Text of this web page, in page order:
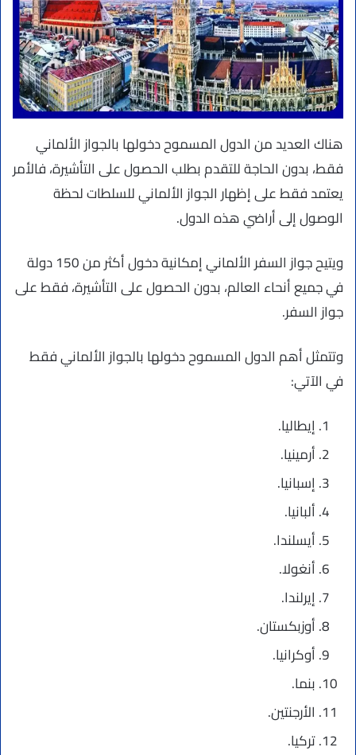
هناك العديد من الدول المسموح دخولها بالجواز الألماني
فقط، بدون الحاجة للتقدم بطلب الحصول على التأشيرة، فالأمر
يعتمد فقط على إظهار الجواز الألماني للسلطات لحظة
الوصول إلى أراضي هذه الدول.
ويتيح جواز السفر الألماني إمكانية دخول أكثر من 150 دولة
في جميع أنحاء العالم، بدون الحصول على التأشيرة، فقط على
جواز السفر.
وتتمثل أهم الدول المسموح دخولها بالجواز الألماني فقط
في الآتي:
إيطاليا.
أرمينيا.
إسبانيا.
ألبانيا.
أيسلندا.
أنغولا.
إيرلندا.
أوزبكستان.
أوكرانيا.
بنما.
الأرجنتين.
تركيا.